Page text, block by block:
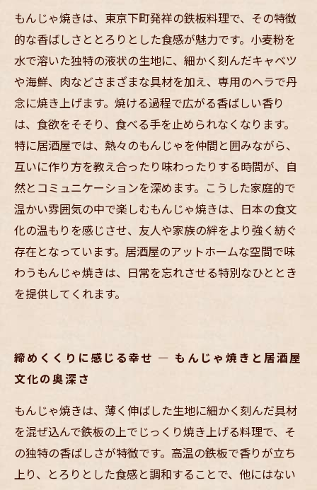
もんじゃ焼きは、東京下町発祥の鉄板料理で、その特徴
的な香ばしさととろりとした食感が魅力です。小麦粉を
水で溶いた独特の液状の生地に、細かく刻んだキャベツ
や海鮮、肉などさまざまな具材を加え、専用のヘラで丹
念に焼き上げます。焼ける過程で広がる香ばしい香り
は、食欲をそそり、食べる手を止められなくなります。
特に居酒屋では、熱々のもんじゃを仲間と囲みながら、
互いに作り方を教え合ったり味わったりする時間が、自
然とコミュニケーションを深めます。こうした家庭的で
温かい雰囲気の中で楽しむもんじゃ焼きは、日本の食文
化の温もりを感じさせ、友人や家族の絆をより強く紡ぐ
存在となっています。居酒屋のアットホームな空間で味
わうもんじゃ焼きは、日常を忘れさせる特別なひととき
を提供してくれます。
締めくくりに感じる幸せ — もんじゃ焼きと居酒屋
文化の奥深さ
もんじゃ焼きは、薄く伸ばした生地に細かく刻んだ具材
を混ぜ込んで鉄板の上でじっくり焼き上げる料理で、そ
の独特の香ばしさが特徴です。高温の鉄板で香りが立ち
上り、とろりとした食感と調和することで、他にはない